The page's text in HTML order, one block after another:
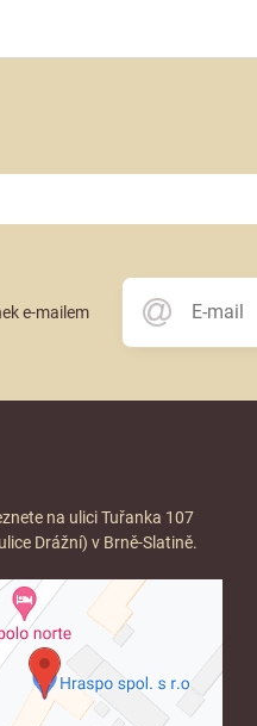
e-mailem
na ulici Tuřanka 107
Drážní) v Brně-Slatině.